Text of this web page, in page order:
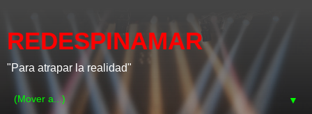
REDESPINAMAR
"Para atrapar la realidad"
▼